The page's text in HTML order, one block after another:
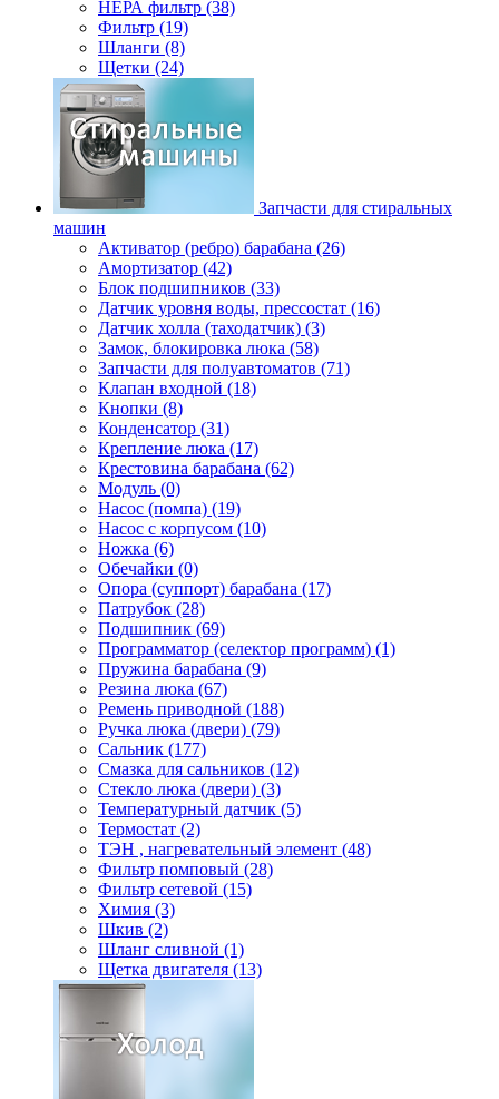
НЕРА фильтр (38)
Фильтр (19)
Шланги (8)
Щетки (24)
Запчасти для стиральных
машин
Активатор (ребро) барабана (26)
Амортизатор (42)
Блок подшипников (33)
Датчик уровня воды, прессостат (16)
Датчик холла (таходатчик) (3)
Замок, блокировка люка (58)
Запчасти для полуавтоматов (71)
Клапан входной (18)
Кнопки (8)
Конденсатор (31)
Крепление люка (17)
Крестовина барабана (62)
Модуль (0)
Насос (помпа) (19)
Насос c корпусом (10)
Ножка (6)
Обечайки (0)
Опора (суппорт) барабана (17)
Патрубок (28)
Подшипник (69)
Программатор (селектор программ) (1)
Пружина барабана (9)
Резина люка (67)
Ремень приводной (188)
Ручка люка (двери) (79)
Сальник (177)
Смазка для сальников (12)
Стекло люка (двери) (3)
Температурный датчик (5)
Термостат (2)
ТЭН , нагревательный элемент (48)
Фильтр помповый (28)
Фильтр сетевой (15)
Химия (3)
Шкив (2)
Шланг сливной (1)
Щетка двигателя (13)